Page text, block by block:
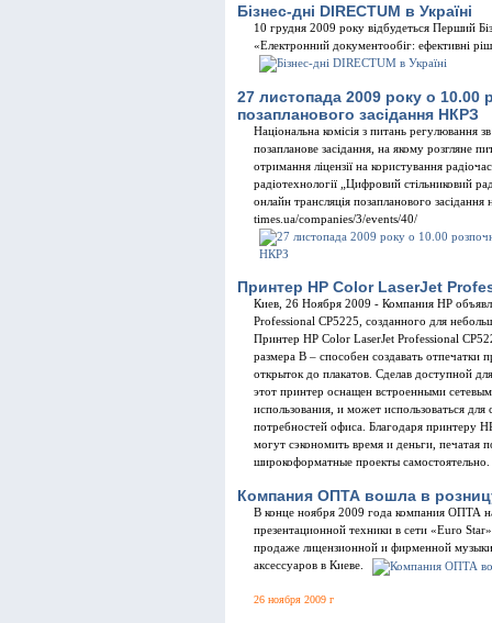
Бізнес-дні DIRECTUM в Україні
10 грудня 2009 року відбудеться Перший
«Електронний документообіг: ефективні
27 листопада 2009 року о 10.00
позапланового засідання НКРЗ
Національна комісія з питань регулювання
позапланове засідання, на якому розгляне
отримання ліцензії на користування
радіотехнології „Цифровий стільниковий
онлайн трансляція позапланового
times.ua/companies/3/events/40/
Принтер HP Color LaserJet
Киев, 26 Ноября 2009 - Компания НР
Professional CP5225, созданного для
Принтер HP Color LaserJet Professional
размера B – способен создавать отпечатки
открыток до плакатов. Сделав доступной
этот принтер оснащен встроенными
использования, и может использоваться
потребностей офиса. Благодаря принтеру
могут сэкономить время и деньги, печатая
широкоформатные проекты самостоятельно.
Компания ОПТА вошла в
В конце ноября 2009 года компания ОПТА
презентационной техники в сети «Euro
продаже лицензионной и фирменной
аксессуаров в Киеве.
26 ноября 2009 г